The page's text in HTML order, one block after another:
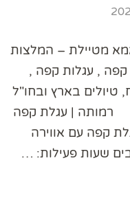
מטיילת – המלצות
קפה , עגלות קפה ,
טיולים בארץ ובחו"ל
רמותה | עגלת קפה
קפה עם אווירה
שעות פעילות: …